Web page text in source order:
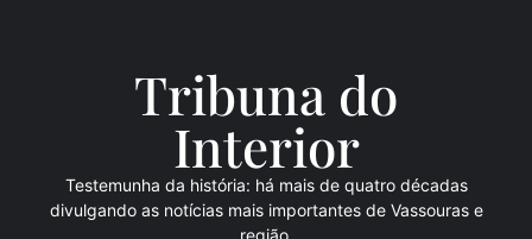
Tribuna do
Interior
Testemunha da história: há mais de quatro décadas
divulgando as notícias mais importantes de Vassouras e